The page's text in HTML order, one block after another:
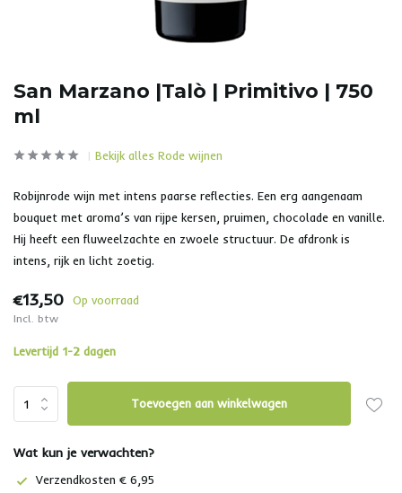
San Marzano |Talò | Primitivo | 750
ml
Bekijk alles Rode wijnen
Robijnrode wijn met intens paarse reflecties. Een erg aangenaam
bouquet met aroma’s van rijpe kersen, pruimen, chocolade en vanille.
Hij heeft een fluweelzachte en zwoele structuur. De afdronk is
intens, rijk en licht zoetig.
€13,50 Op voorraad
Incl. btw
Levertijd 1-2 dagen
Toevoegen aan winkelwagen
Wat kun je verwachten?
Verzendkosten € 6,95